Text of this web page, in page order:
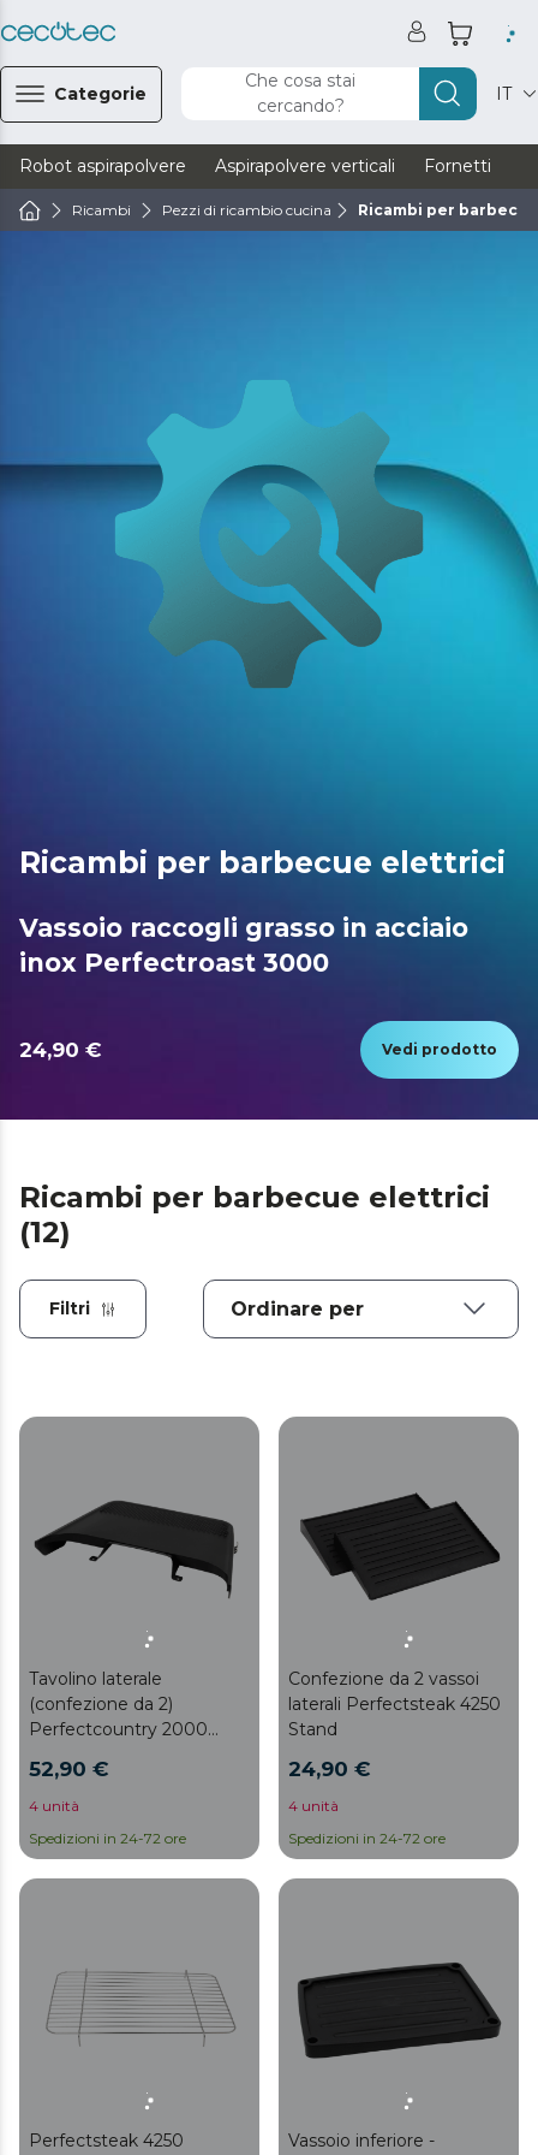
Categorie
Che cosa stai
cercando?
IT
Robot aspirapolvere Aspirapolvere verticali Fornetti
Ricambi Pezzi di ricambio cucina Ricambi per
Ricambi per barbecue elettrici
Vassoio raccogli grasso in acciaio
inox Perfectroast 3000
24,90 € Vedi prodotto
Ricambi per barbecue elettrici
(12)
Filtri
Tavolino laterale
(confezione da 2)
Perfectcountry 2000
52,90 €
4 unità
Spedizioni in 24-72 ore
Confezione da 2 vassoi
laterali Perfectsteak 4250
Stand
24,90 €
4 unità
Spedizioni in 24-72 ore
Perfectsteak 4250 Vassoio inferiore -